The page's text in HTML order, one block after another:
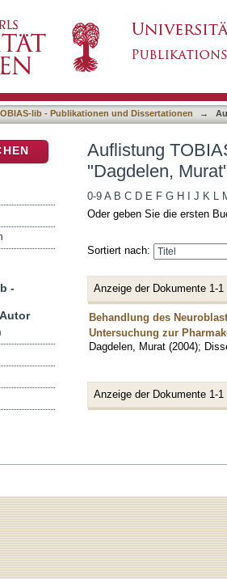
lib - Publikationen und Dissertationen →
Auflistung
"Dagdelen,
0-9 A B C D E F G H J K L
Oder geben Sie die ersten
Sortiert nach:
Anzeige der Dokumente 1-1
Behandlung des
Untersuchung zur
Dagdelen, Murat (2004);
Anzeige der Dokumente 1-1
-